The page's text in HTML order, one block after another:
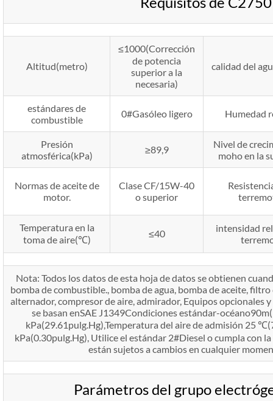
Altitud(metro)
≤1000(Corrección
de potencia
superior a la
necesaria)
calidad del
estándares de
combustible
0#Gasóleo ligero Humedad
Presión
atmosférica(kPa)
≥89,9
Nivel de
moho en la
Normas de aceite de
motor.
Clase CF/15W-40
o superior
Temperatura en la
toma de aire(℃)
≤40
intensidad
Nota: Todos los datos de esta hoja de datos se obtienen
bomba de combustible., bomba de agua, bomba de aceite,
alternador, compresor de aire, admirador, Equipos opcionales
se basan enSAE J1349Condiciones estándar-
kPa(29.61pulg.Hg),Temperatura del aire de admisión 25
kPa(0.30pulg.Hg), Utilice el estándar 2#Diesel o cumpla con
están sujetos a cambios en cualquier
Parámetros del grupo